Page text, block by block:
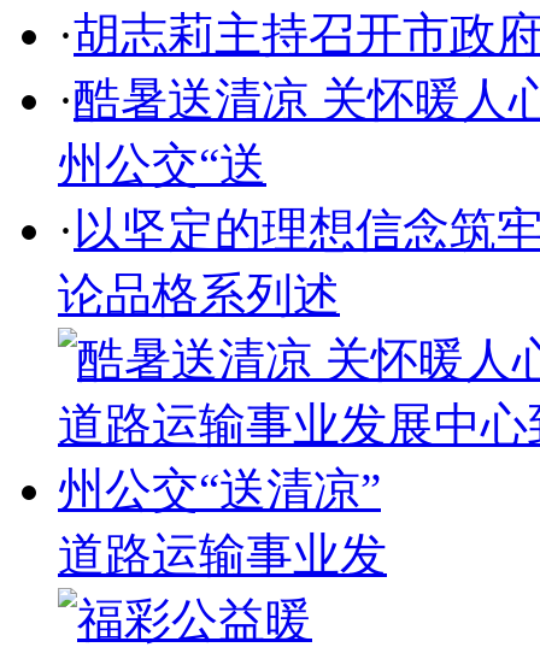
·胡志莉主持召开市政
·酷暑送清凉 关怀暖人
州公交“送
·以坚定的理想信念筑
论品格系列述
道路运输事业发